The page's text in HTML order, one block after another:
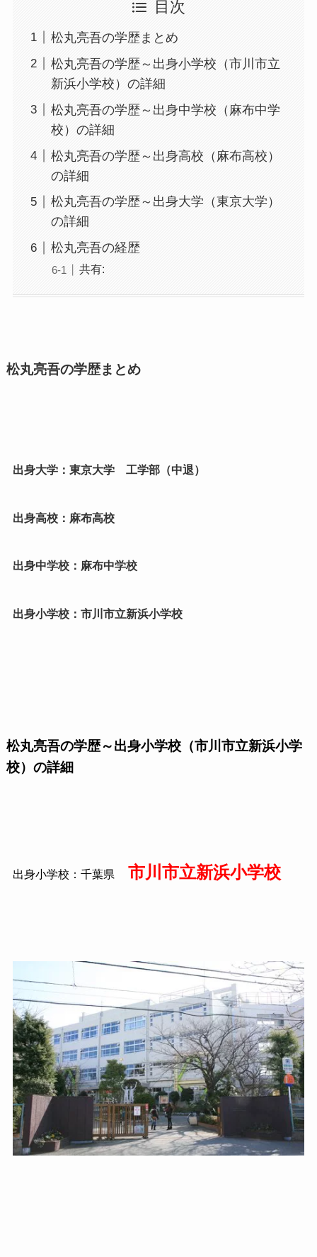
目次
松丸亮吾の学歴まとめ
松丸亮吾の学歴～出身小学校（市川市立
新浜小学校）の詳細
松丸亮吾の学歴～出身中学校（麻布中学
校）の詳細
松丸亮吾の学歴～出身高校（麻布高校）
の詳細
松丸亮吾の学歴～出身大学（東京大学）
の詳細
松丸亮吾の経歴
共有:
松丸亮吾の学歴まとめ
出身大学：東京大学 工学部（中退）
出身高校：麻布高校
出身中学校：麻布中学校
出身小学校：市川市立新浜小学校
松丸亮吾の学歴～出身小学校（市川市立新浜小学
校）の詳細
出身小学校：千葉県 市川市立新浜小学校